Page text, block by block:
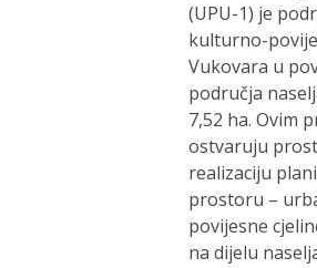
(UPU-1) je
kulturno-
Vukovara u
područja
7,52 ha. Ovim
ostvaruju
realizaciju
prostoru –
povijesne
na dijelu